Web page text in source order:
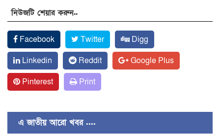
নিউজটি শেয়ার করুন..
Facebook Twitter
Digg
Linkedin
Reddit
Google Plus
Pinterest
Print
এ জাতীয় আরো খবর ....